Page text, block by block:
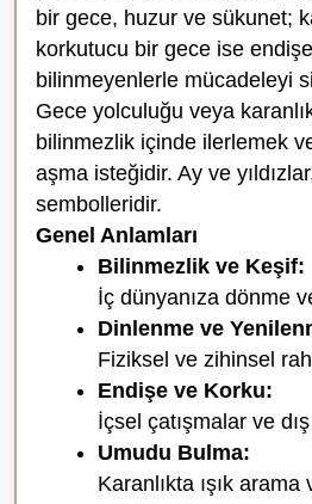
bir gece, huzur ve sükunet;
korkutucu bir gece ise
bilinmeyenlerle mücadeleyi
Gece yolculuğu veya
bilinmezlik içinde ilerlemek
aşma isteğidir. Ay ve
sembolleridir.
Genel Anlamları
Bilinmezlik ve Keşif:
İç dünyanıza dönme
Dinlenme ve
Fiziksel ve zihinsel
Endişe ve Korku:
İçsel çatışmalar ve
Umudu Bulma:
Karanlıkta ışık